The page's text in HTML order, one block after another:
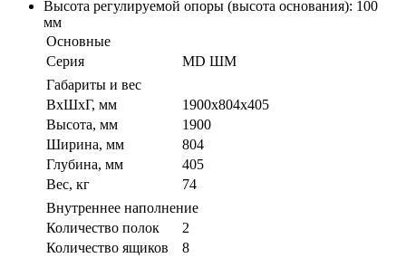
Высота регулируемой опоры (высота основания): 100
мм
Основные
Серия
MD ШМ
Габариты и вес
ВхШхГ, мм
1900х804х405
Высота, мм
1900
Ширина, мм
804
Глубина, мм
405
Вес, кг
74
Внутреннее наполнение
Количество полок
2
Количество ящиков
8